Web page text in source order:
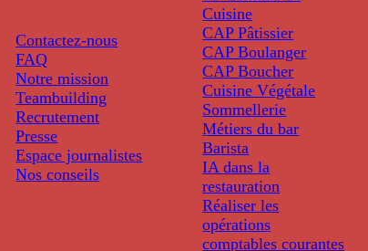
Contactez-nous
FAQ
Notre mission
Teambuilding
Recrutement
Presse
Espace journalistes
Nos conseils
Cuisine
CAP Pâtissier
CAP Boulanger
CAP Boucher
Cuisine Végétale
Sommellerie
Métiers du bar
Barista
IA dans la
restauration
Réaliser les
opérations
comptables courantes